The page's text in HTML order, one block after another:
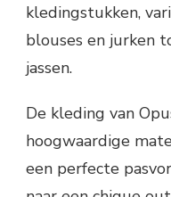
kledingstukken,
blouses en jurken
jassen.
De kleding van
hoogwaardige
een perfecte